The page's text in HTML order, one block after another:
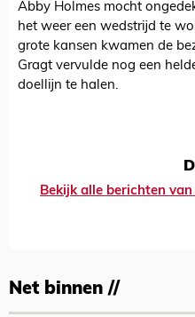
Abby Holmes mocht
het weer een wedstrijd te
grote kansen kwamen de
Gragt vervulde nog een
doellijn te halen.
Bekijk alle berichten
Net binnen //